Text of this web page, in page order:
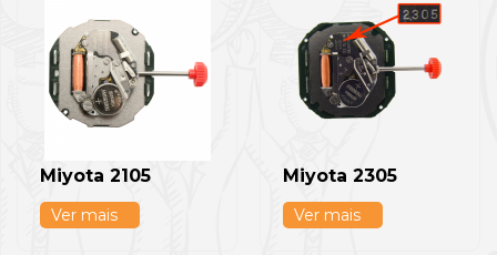
Miyota 2105
Ver mais
Miyota 2305
Ver mais